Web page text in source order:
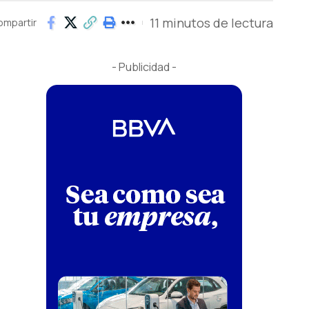
11 minutos de lectura
- Publicidad -